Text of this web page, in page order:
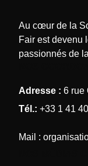
Au cœur de la
Fair est devenu
passionnés de
Adresse : 6 rue
Tél.: +33 1 41
Mail :